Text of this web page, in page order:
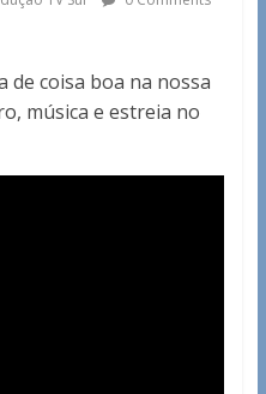
de coisa boa na nossa
música e estreia no